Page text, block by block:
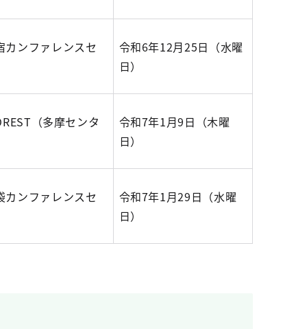
カンファレンスセ
令和6年12月25日（水曜
日）
（多摩センタ
令和7年1月9日（木曜
日）
カンファレンスセ
令和7年1月29日（水曜
日）